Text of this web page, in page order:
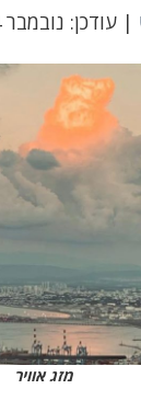
| עודכן: נובמבר 24, 2024
מזג אוויר